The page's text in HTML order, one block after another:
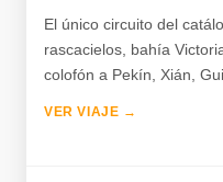
El único circuito del
rascacielos, bahía
colofón a Pekín, Xián,
VER VIAJE →